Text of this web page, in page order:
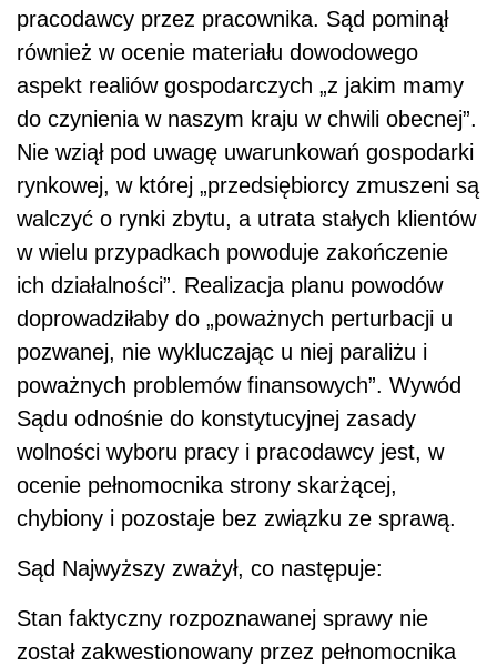
pracodawcy przez pracownika. Sąd pominął
również w ocenie materiału dowodowego
aspekt realiów gospodarczych „z jakim mamy
do czynienia w naszym kraju w chwili obecnej”.
Nie wziął pod uwagę uwarunkowań gospodarki
rynkowej, w której „przedsiębiorcy zmuszeni są
walczyć o rynki zbytu, a utrata stałych klientów
w wielu przypadkach powoduje zakończenie
ich działalności”. Realizacja planu powodów
doprowadziłaby do „poważnych perturbacji u
pozwanej, nie wykluczając u niej paraliżu i
poważnych problemów finansowych”. Wywód
Sądu odnośnie do konstytucyjnej zasady
wolności wyboru pracy i pracodawcy jest, w
ocenie pełnomocnika strony skarżącej,
chybiony i pozostaje bez związku ze sprawą.
Sąd Najwyższy zważył, co następuje:
Stan faktyczny rozpoznawanej sprawy nie
został zakwestionowany przez pełnomocnika